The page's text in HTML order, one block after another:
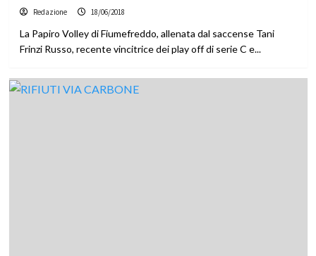
Redazione 18/06/2018
La Papiro Volley di Fiumefreddo, allenata dal saccense Tani
Frinzi Russo, recente vincitrice dei play off di serie C e...